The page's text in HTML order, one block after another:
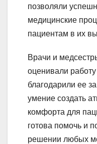
позволяли
медицинские
пациентам в их
Врачи и
оценивали
благодарили ее
умение создать
комфорта для
готова помочь и
решении любых